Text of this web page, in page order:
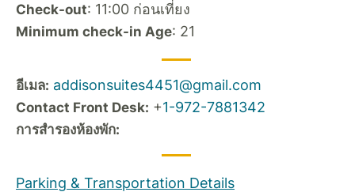
Check-out: 11:00 ก่อนเที่ยง
Minimum check-in Age: 21
อีเมล: addisonsuites4451@gmail.com
Contact Front Desk: +1-972-7881342
การสำรองห้องพัก:
Parking & Transportation Details